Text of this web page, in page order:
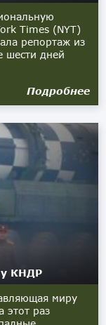
Times (NYT)
репортаж из
шести дней
Подробнее
у КНДР
миру
этот раз